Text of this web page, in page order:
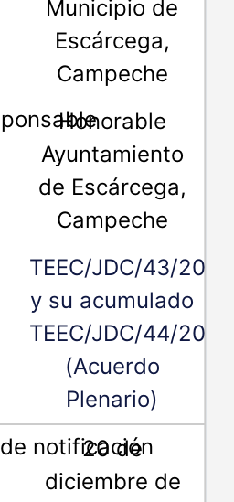
Municipio de
Escárcega,
Campeche
Honorable
Ayuntamiento
de Escárcega,
Campeche
TEEC/JDC/43/2018
y su acumulado
TEEC/JDC/44/2018
(Acuerdo
Plenario)
20 de
diciembre de